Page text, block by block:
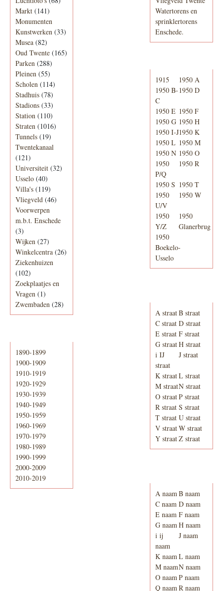
Markt (141)
Monumenten
Kunstwerken (33)
Musea (82)
Oud Twente (165)
Parken (288)
Pleinen (55)
Scholen (114)
Stadhuis (78)
Stadions (33)
Station (110)
Straten (1016)
Tunnels (19)
Twentekanaal
(121)
Universiteit (32)
Usselo (40)
Villa's (119)
Vliegveld (46)
Voorwerpen
m.b.t. Enschede
(3)
Wijken (27)
Winkelcentra (26)
Ziekenhuizen
(102)
Zoekplaatjes en
Vragen (1)
Zwembaden (28)
1890-1899
1900-1909
1910-1919
1920-1929
1930-1939
1940-1949
1950-1959
1960-1969
1970-1979
1980-1989
1990-1999
2000-2009
2010-2019
Watertorens en
sprinklertorens
Enschede.
1915
1950 A
1950 B-
C
1950 D
1950 E 1950 F
1950 G 1950 H
1950 I-J1950 K
1950 L 1950 M
1950 N 1950 O
1950
P/Q
1950 R
1950 S 1950 T
1950
U/V
1950 W
1950
Y/Z
1950
Glanerbrug
1950
Boekelo-
Usselo
A straatB straat
C straat D straat
E straat F straat
G straatH straat
i IJ
straat
J straat
K straatL straat
M straatN straat
O straatP straat
R straat S straat
T straat U straat
V straatW straat
Y straatZ straat
A naamB naam
C naam D naam
E naam F naam
G naamH naam
i ij
naam
J naam
K naamL naam
M naamN naam
O naamP naam
Q naamR naam